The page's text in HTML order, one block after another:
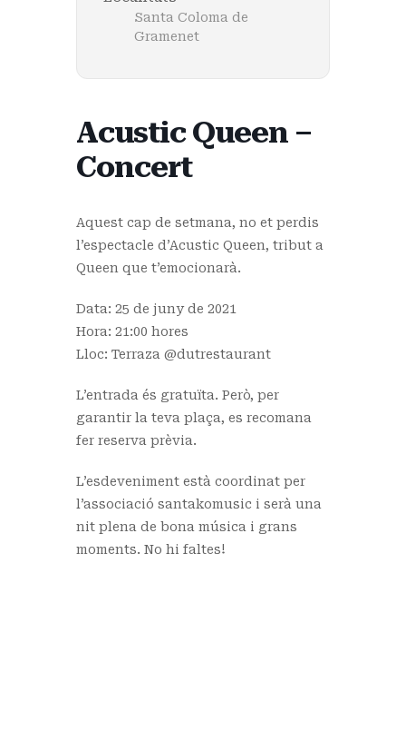
Santa Coloma de
Gramenet
Acustic Queen –
Concert
Aquest cap de setmana, no et perdis
l’espectacle d’Acustic Queen, tribut a
Queen que t’emocionarà.
Data: 25 de juny de 2021
Hora: 21:00 hores
Lloc: Terraza @dutrestaurant
L’entrada és gratuïta. Però, per
garantir la teva plaça, es recomana
fer reserva prèvia.
L’esdeveniment està coordinat per
l’associació santakomusic i serà una
nit plena de bona música i grans
moments. No hi faltes!